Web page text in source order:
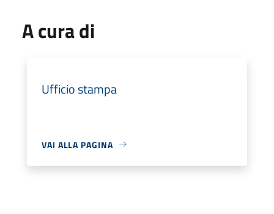
A cura di
Ufficio stampa
VAI ALLA PAGINA